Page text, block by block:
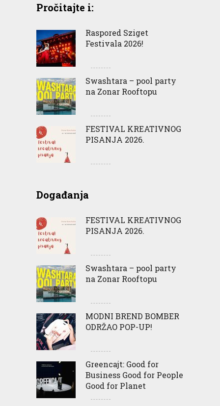
Pročitajte i:
Raspored Sziget
Festivala 2026!
Swashtara – pool party
na Zonar Rooftopu
FESTIVAL KREATIVNOG
PISANJA 2026.
Događanja
FESTIVAL KREATIVNOG
PISANJA 2026.
Swashtara – pool party
na Zonar Rooftopu
MODNI BREND BOMBER
ODRŽAO POP-UP!
Greencajt: Good for
Business Good for People
Good for Planet